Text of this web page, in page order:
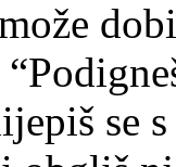
se